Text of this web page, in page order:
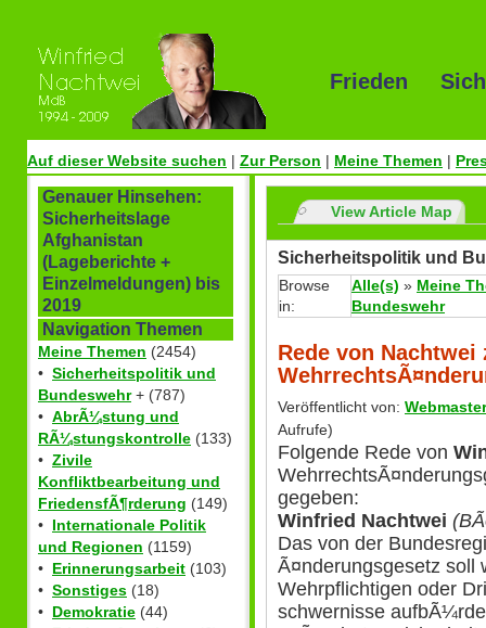
Frieden
Auf dieser Website suchen | Zur Person | Meine Themen |
Genauer Hinsehen:
Sicherheitslage
Afghanistan
(Lageberichte +
Einzelmeldungen) bis
2019
Navigation Themen
Meine Themen (2454)
• Sicherheitspolitik und
Bundeswehr+ (787)
• AbrÃ¼stung und
RÃ¼stungskontrolle (133)
• Zivile
Konfliktbearbeitung und
FriedensfÃ¶rderung (149)
• Internationale Politik
und Regionen (1159)
• Erinnerungsarbeit (103)
• Sonstiges (18)
• Demokratie (44)
View Article Map
Sicherheitspolitik und
Browse
in:
Alle(s) » Meine
Bundeswehr
Rede von Nachtwei
Veröffentlicht von: Webmaster
Aufrufe)
Folgende Rede von
gegeben:
Winfried Nachtwei
Das von der
Ã¤nderungsgesetz soll
Wehrpflichtigen oder
schwernisse